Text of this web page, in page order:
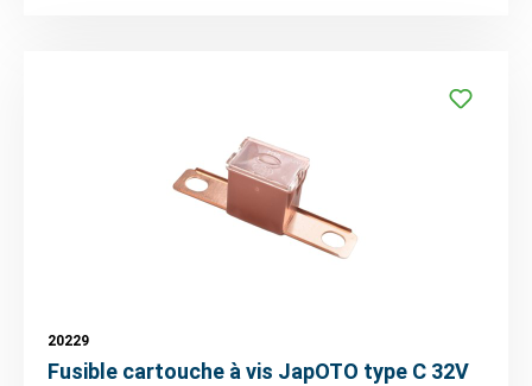
20229
Fusible cartouche à vis JapOTO type C 32V